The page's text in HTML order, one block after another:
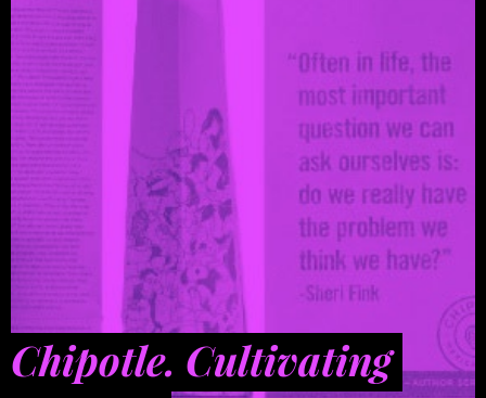
Chipotle. Cultivating